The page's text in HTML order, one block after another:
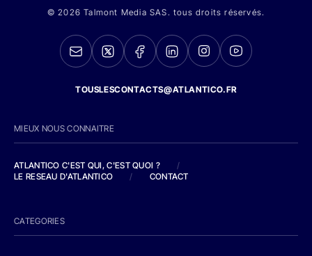
© 2026 Talmont Media SAS. tous droits réservés.
TOUSLESCONTACTS@ATLANTICO.FR
MIEUX NOUS CONNAITRE
ATLANTICO C'EST QUI, C'EST QUOI ?
/
LE RESEAU D'ATLANTICO
/ CONTACT
CATEGORIES